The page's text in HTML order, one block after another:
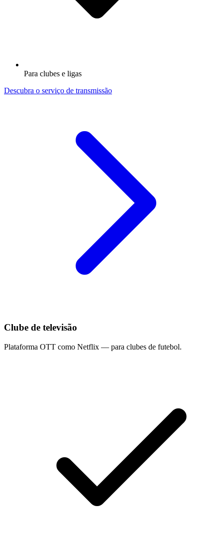
Para clubes e ligas
Descubra o serviço de transmissão
Clube de televisão
Plataforma OTT como Netflix — para clubes de futebol.